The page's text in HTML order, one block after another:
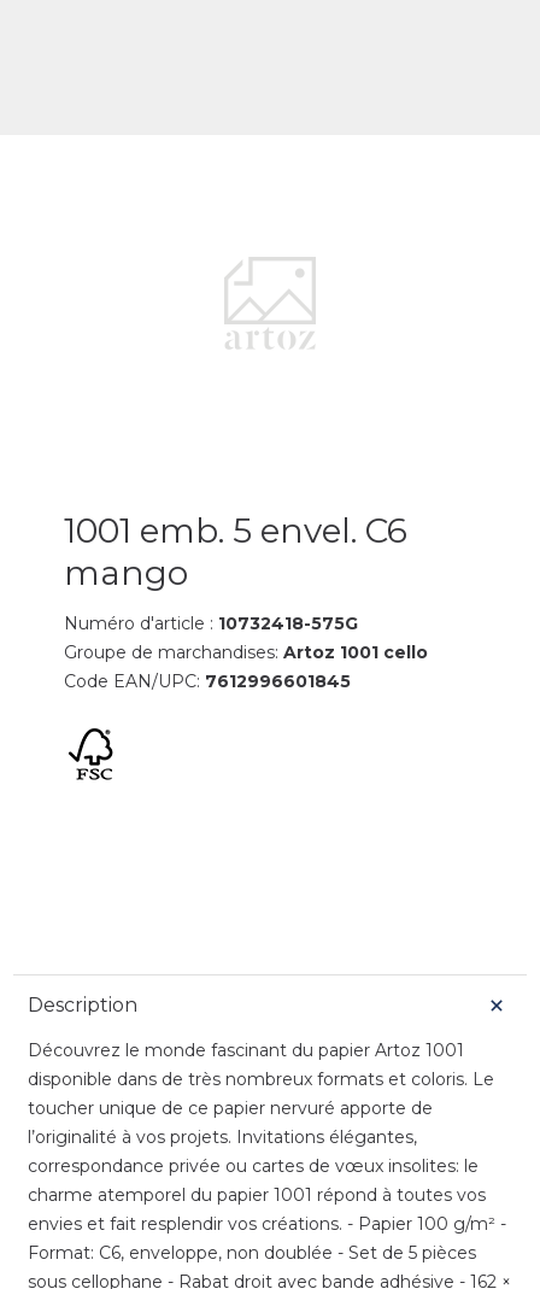
1001 emb. 5 envel. C6
mango
Numéro d'article : 10732418-575G
Groupe de marchandises:Artoz 1001 cello
Code EAN/UPC: 7612996601845
Description
Découvrez le monde fascinant du papier Artoz 1001
disponible dans de très nombreux formats et coloris. Le
toucher unique de ce papier nervuré apporte de
l’originalité à vos projets. Invitations élégantes,
correspondance privée ou cartes de vœux insolites: le
charme atemporel du papier 1001 répond à toutes vos
envies et fait resplendir vos créations. - Papier 100 g/m² -
Format: C6, enveloppe, non doublée - Set de 5 pièces
sous cellophane - Rabat droit avec bande adhésive - 162 ×